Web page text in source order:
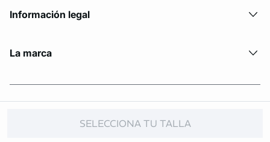
SELECCIONA TU TALLA
Información legal
La marca